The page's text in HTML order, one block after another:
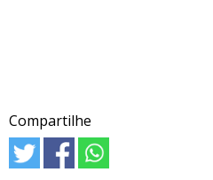
Compartilhe